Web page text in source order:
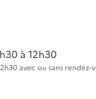
à 12h30
avec ou sans